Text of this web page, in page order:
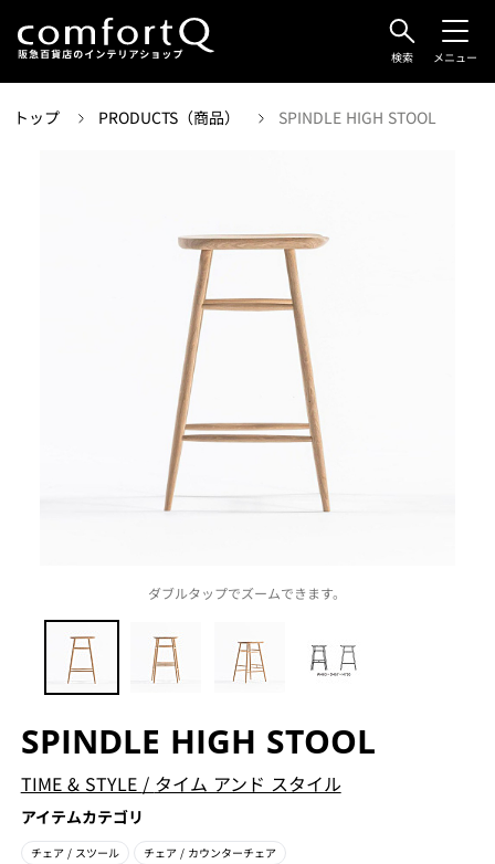
検索 メニュー
トップ PRODUCTS（商品） SPINDLE HIGH STOOL
ダブルタップでズームできます。
SPINDLE HIGH STOOL
TIME & STYLE / タイム アンド スタイル
アイテムカテゴリ
チェア / スツール チェア / カウンターチェア